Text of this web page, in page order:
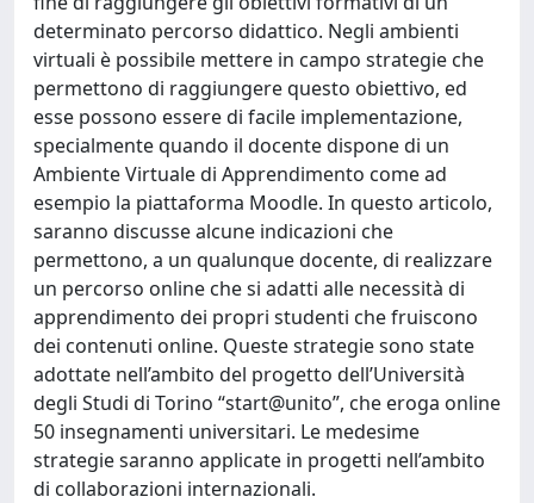
determinato percorso didattico. Negli ambienti
virtuali è possibile mettere in campo strategie che
permettono di raggiungere questo obiettivo, ed
esse possono essere di facile implementazione,
specialmente quando il docente dispone di un
Ambiente Virtuale di Apprendimento come ad
esempio la piattaforma Moodle. In questo articolo,
saranno discusse alcune indicazioni che
permettono, a un qualunque docente, di realizzare
un percorso online che si adatti alle necessità di
apprendimento dei propri studenti che fruiscono
dei contenuti online. Queste strategie sono state
adottate nell’ambito del progetto dell’Università
degli Studi di Torino “start@unito”, che eroga online
50 insegnamenti universitari. Le medesime
strategie saranno applicate in progetti nell’ambito
di collaborazioni internazionali.